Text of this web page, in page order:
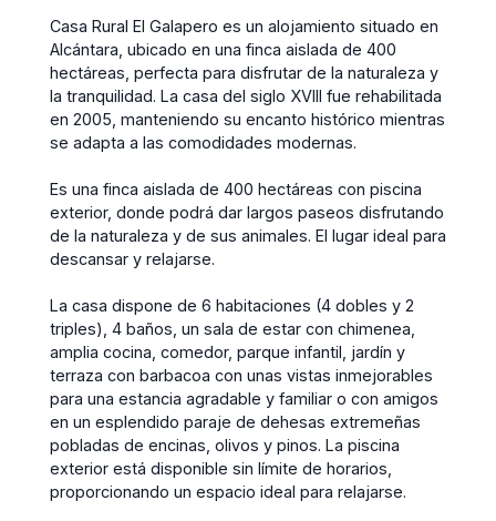
Casa Rural El Galapero es un alojamiento situado en
Alcántara, ubicado en una finca aislada de 400
hectáreas, perfecta para disfrutar de la naturaleza y
la tranquilidad. La casa del siglo XVIII fue rehabilitada
en 2005, manteniendo su encanto histórico mientras
se adapta a las comodidades modernas.
Es una finca aislada de 400 hectáreas con piscina
exterior, donde podrá dar largos paseos disfrutando
de la naturaleza y de sus animales. El lugar ideal para
descansar y relajarse.
La casa dispone de 6 habitaciones (4 dobles y 2
triples), 4 baños, un sala de estar con chimenea,
amplia cocina, comedor, parque infantil, jardín y
terraza con barbacoa con unas vistas inmejorables
para una estancia agradable y familiar o con amigos
en un esplendido paraje de dehesas extremeñas
pobladas de encinas, olivos y pinos. La piscina
exterior está disponible sin límite de horarios,
proporcionando un espacio ideal para relajarse.